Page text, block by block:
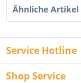
Ähnliche Artikel
Service Hotline
Shop Service